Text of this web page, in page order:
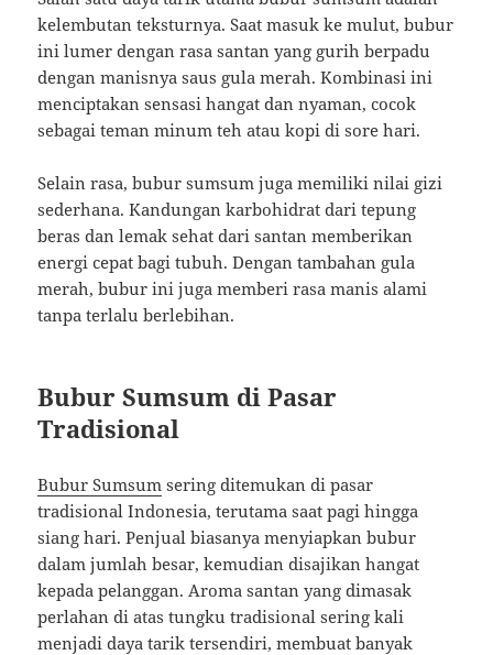
kelembutan teksturnya. Saat masuk ke mulut, bubur
ini lumer dengan rasa santan yang gurih berpadu
dengan manisnya saus gula merah. Kombinasi ini
menciptakan sensasi hangat dan nyaman, cocok
sebagai teman minum teh atau kopi di sore hari.
Selain rasa, bubur sumsum juga memiliki nilai gizi
sederhana. Kandungan karbohidrat dari tepung
beras dan lemak sehat dari santan memberikan
energi cepat bagi tubuh. Dengan tambahan gula
merah, bubur ini juga memberi rasa manis alami
tanpa terlalu berlebihan.
Bubur Sumsum di Pasar
Tradisional
Bubur Sumsum sering ditemukan di pasar
tradisional Indonesia, terutama saat pagi hingga
siang hari. Penjual biasanya menyiapkan bubur
dalam jumlah besar, kemudian disajikan hangat
kepada pelanggan. Aroma santan yang dimasak
perlahan di atas tungku tradisional sering kali
menjadi daya tarik tersendiri, membuat banyak